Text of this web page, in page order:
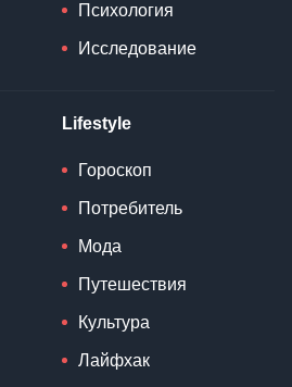
Психология
Исследование
Lifestyle
Гороскоп
Потребитель
Мода
Путешествия
Культура
Лайфхак